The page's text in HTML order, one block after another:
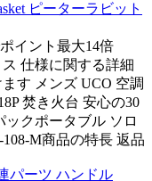
ピーターラビット
イント最大14倍
仕様に関する詳細
す メンズ UCO 空調
焚き火台 安心の30
ックポータブル ソロ
108-M商品の特長 返品
パーツ ハンドル